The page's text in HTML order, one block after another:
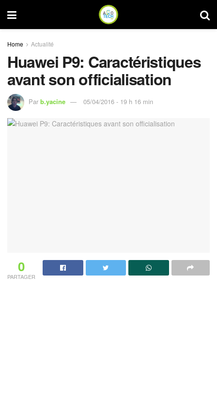
Home Actualité
Huawei P9: Caractéristiques
avant son officialisation
Par b.yacine 05/04/2016 - 19 h 16 min
0
PARTAGER